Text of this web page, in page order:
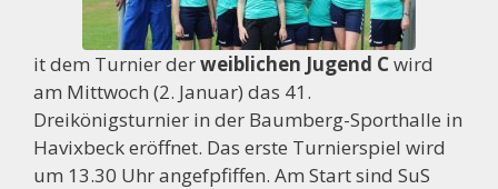
it dem Turnier derweiblichen Jugend Cwird
am Mittwoch (2. Januar) das 41.
Dreikönigsturnier in der Baumberg-Sporthalle in
Havixbeck eröffnet. Das erste Turnierspiel wird
um 13.30 Uhr angefpfiffen. Am Start sind SuS